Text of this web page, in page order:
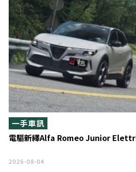
電驅新繹Alfa Romeo Junior
一手車訊
2026-08-04